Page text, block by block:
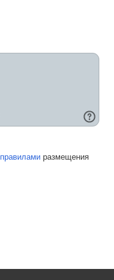
правилами размещения